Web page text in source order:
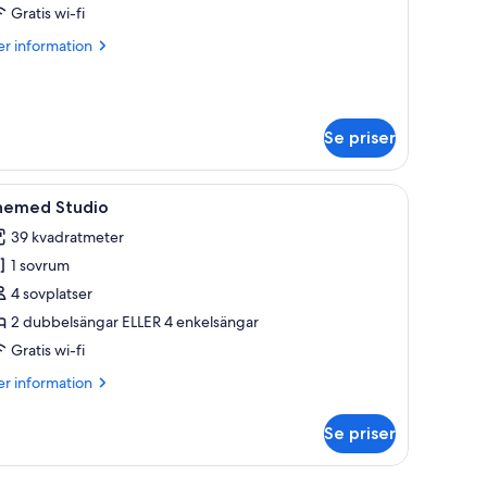
Gratis wi-fi
information
Se priser
ett matbord med stolar, ett stort fönster med gardiner och ett
Ett hotellrum med två sängar, rosa
4 Studio
39 kvadratmeter
1 sovrum
4 sovplatser
2 dubbelsängar ELLER 4 enkelsängar
Gratis wi-fi
information
Se priser